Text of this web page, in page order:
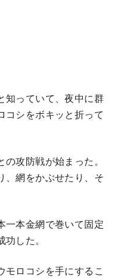
知っていて、夜中に群
コシをボキッと折って
攻防戦が始まった。
、網をかぶせたり、そ
本金網で巻いて固定
した。
ロコシを手にするこ